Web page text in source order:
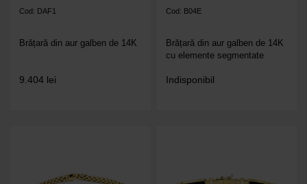
Cod: DAF1
Brățară din aur galben de 14K
9.404 lei
Cod: B04E
Brățară din aur galben de 14K
cu elemente segmentate
Indisponibil